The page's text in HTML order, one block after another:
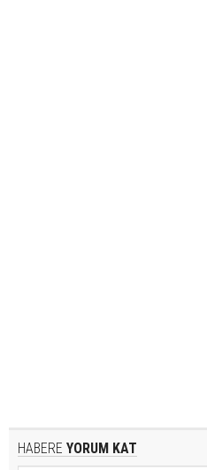
HABERE YORUM KAT